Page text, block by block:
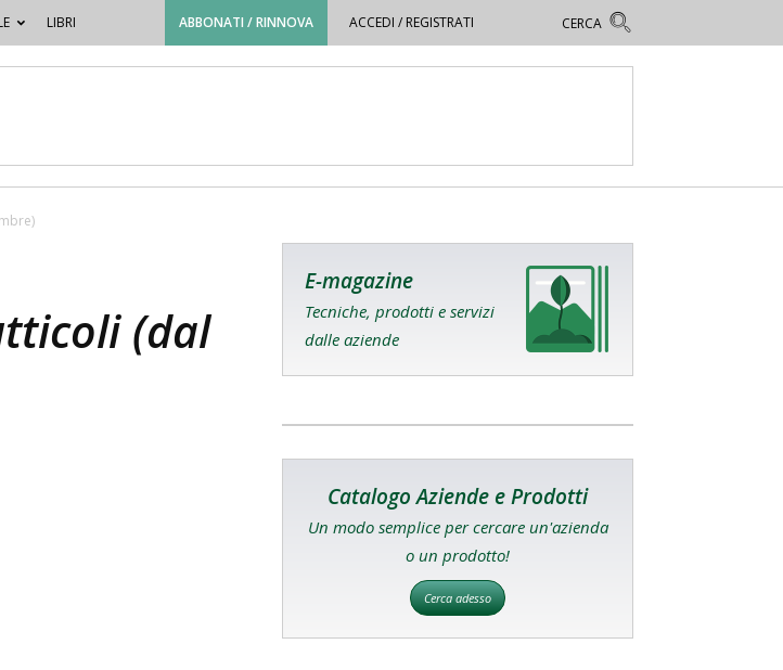
LIBRI ABBONATI / RINNOVA ACCEDI / REGISTRATI
(dal
E-magazine
Tecniche, prodotti e servizi
dalle aziende
Catalogo Aziende e Prodotti
Un modo semplice per cercare un'azienda
o un prodotto!
Cerca adesso